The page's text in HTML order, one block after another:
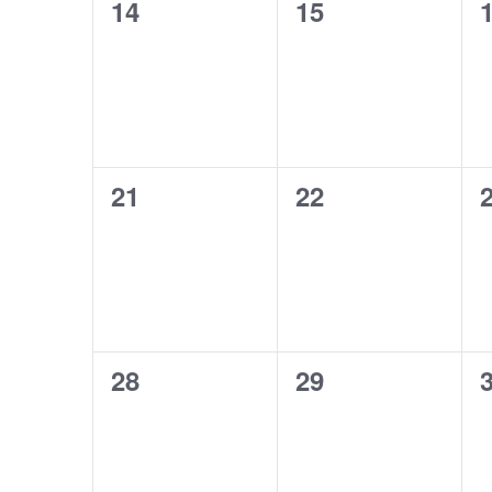
0
14
0
15
0
0
21
0
22
0
0
28
0
29
0